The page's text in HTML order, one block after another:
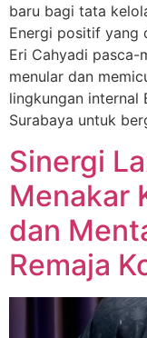
baru bagi tata
Energi positif yang
Eri Cahyadi pasca-
menular dan
lingkungan internal
Surabaya untuk
Sinergi
Menakar
dan
Remaja